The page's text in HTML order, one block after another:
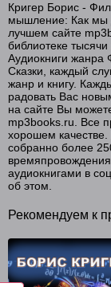
Кригер Борис -
мышление: Как мы
лучшем сайте
библиотеке
Аудиокниги жанра
Сказки, каждый
жанр и книгу.
радовать Вас
на сайте Вы
mp3books.ru. Все
хорошем
собранно более
аудиокнигами в
об этом.
Рекомендуем к